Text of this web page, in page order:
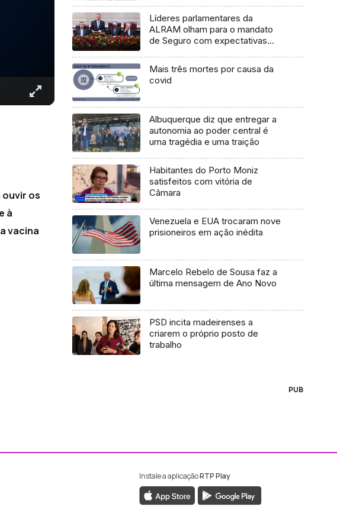
os
à
vacina
Líderes parlamentares da
ALRAM olham para o mandato
de Seguro com expectativas
Mais três mortes por causa da
covid
Albuquerque diz que entregar a
autonomia ao poder central é
uma tragédia e uma traição
Habitantes do Porto Moniz
satisfeitos com vitória de
Câmara
Venezuela e EUA trocaram nove
prisioneiros em ação inédita
Marcelo Rebelo de Sousa faz a
última mensagem de Ano Novo
PSD incita madeirenses a
criarem o próprio posto de
trabalho
PUB
ao Facebook da RTP Madeira
ao Instagram da RTP Madeira
Instale a aplicaçãoRTP Play